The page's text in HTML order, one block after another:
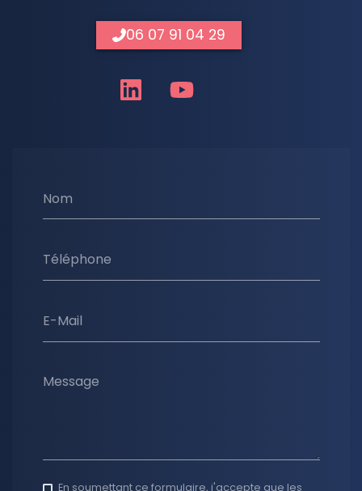
Nom
Téléphone
E-Mail
Message
En soumettant ce formulaire, j'accepte que les
06 07 91 04 29